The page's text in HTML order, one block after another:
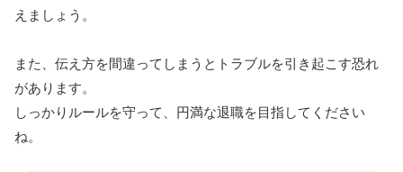
えましょう。
また、伝え方を間違ってしまうとトラブルを引き起こす恐れ
があります。
しっかりルールを守って、円満な退職を目指してください
ね。